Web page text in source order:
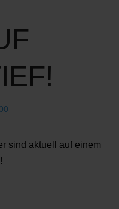
sind aktuell auf einem